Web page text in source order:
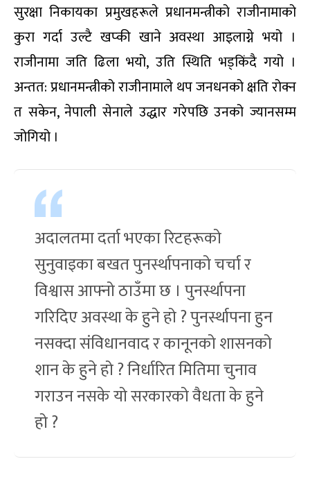
सुरक्षा निकायका प्रमुखहरूले प्रधानमन्त्रीको राजीनामाको
कुरा गर्दा उल्टै खप्की खाने अवस्था आइलाग्ने भयो ।
राजीनामा जति ढिला भयो, उति स्थिति भड्किंदै गयो ।
अन्तत: प्रधानमन्त्रीको राजीनामाले थप जनधनको क्षति रोक्न
त सकेन, नेपाली सेनाले उद्धार गरेपछि उनको ज्यानसम्म
जोगियो ।
अदालतमा दर्ता भएका रिटहरूको
सुनुवाइका बखत पुनर्स्थापनाको चर्चा र
विश्वास आफ्नो ठाउँमा छ । पुनर्स्थापना
गरिदिए अवस्था के हुने हो ? पुनर्स्थापना हुन
नसक्दा संविधानवाद र कानूनको शासनको
शान के हुने हो ? निर्धारित मितिमा चुनाव
गराउन नसके यो सरकारको वैधता के हुने
हो ?